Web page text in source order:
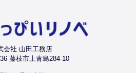
会社 山田工務店
藤枝市上青島284-10